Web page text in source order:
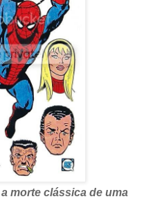
morte clássica de uma